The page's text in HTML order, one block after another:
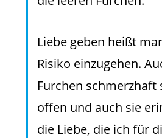
Liebe geben heißt
Risiko einzugehen.
Furchen schmerzhaft
offen und auch sie
die Liebe, die ich für